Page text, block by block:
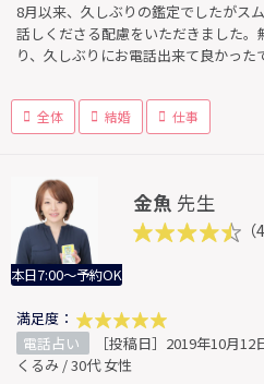
8月以来、久しぶりの鑑定でしたがス
話しくださる配慮をいただきました
り、久しぶりにお電話出来て良かった
全体 結婚 仕事
本日7:00～予約OK
金魚 先生
（
満足度：
電話占い
［投稿日］2019年10月12
くるみ / 30代 女性